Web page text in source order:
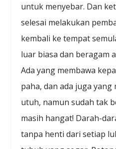
untuk menyebar. Dan
selesai melakukan
kembali ke tempat
luar biasa dan beragam
Ada yang membawa
paha, dan ada juga
utuh, namun sudah tak
masih hangat! Darah-
tanpa henti dari setiap